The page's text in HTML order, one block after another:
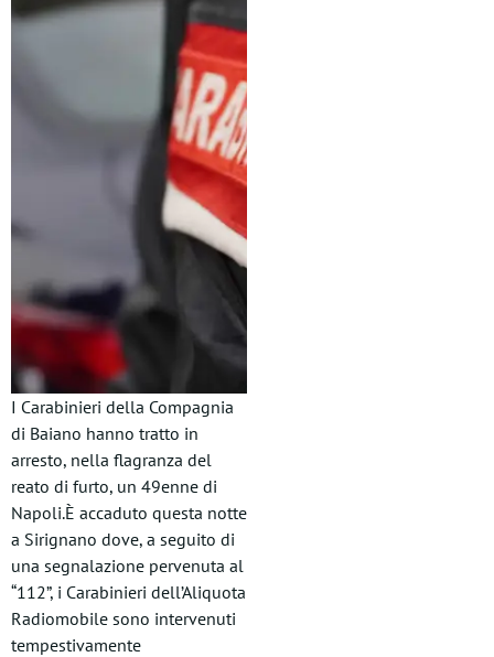
I Carabinieri della Compagnia
di Baiano hanno tratto in
arresto, nella flagranza del
reato di furto, un 49enne di
Napoli.È accaduto questa notte
a Sirignano dove, a seguito di
una segnalazione pervenuta al
“112”, i Carabinieri dell’Aliquota
Radiomobile sono intervenuti
tempestivamente